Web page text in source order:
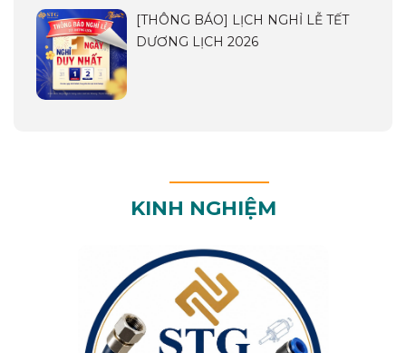
[THÔNG BÁO] LỊCH NGHỈ LỄ TẾT
DƯƠNG LỊCH 2026
KINH NGHIỆM